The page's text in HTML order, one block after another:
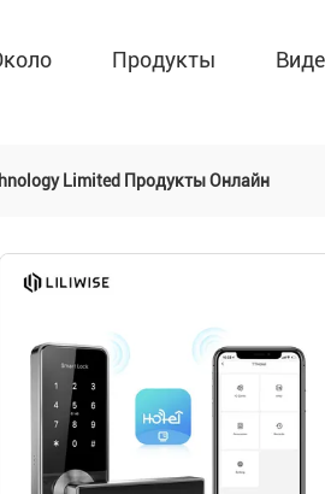
Продукты
Limited Продукты Онлайн